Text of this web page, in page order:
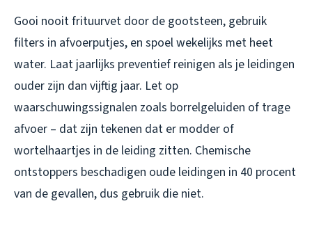
Gooi nooit frituurvet door de gootsteen, gebruik
filters in afvoerputjes, en spoel wekelijks met heet
water. Laat jaarlijks preventief reinigen als je leidingen
ouder zijn dan vijftig jaar. Let op
waarschuwingssignalen zoals borrelgeluiden of trage
afvoer – dat zijn tekenen dat er modder of
wortelhaartjes in de leiding zitten. Chemische
ontstoppers beschadigen oude leidingen in 40 procent
van de gevallen, dus gebruik die niet.